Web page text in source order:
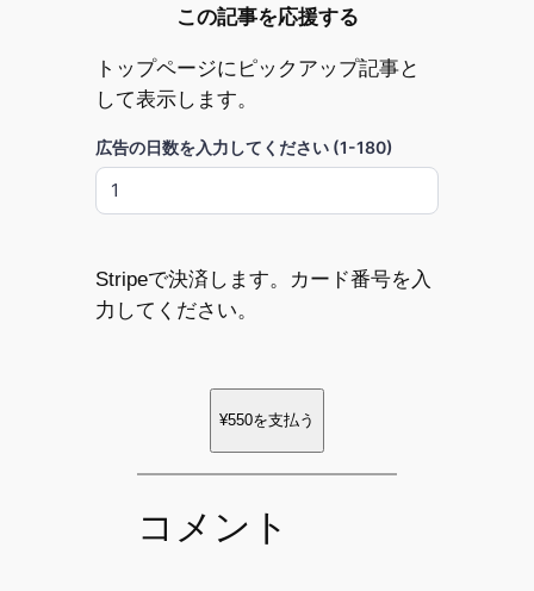
この記事を応援する
トップページにピックアップ記事と
して表示します。
広告の日数を入力してください (1-180)
Stripeで決済します。カード番号を入
力してください。
¥550を支払う
コメント